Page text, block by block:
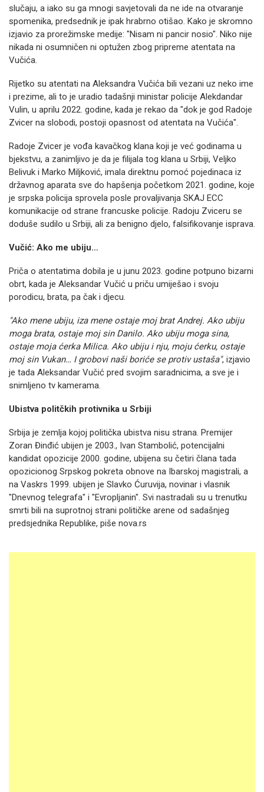
slučaju, a iako su ga mnogi savjetovali da ne ide na otvaranje
spomenika, predsednik je ipak hrabrno otišao. Kako je skromno
izjavio za prorežimske medije: "Nisam ni pancir nosio". Niko nije
nikada ni osumničen ni optužen zbog pripreme atentata na
Vučića.
Rijetko su atentati na Aleksandra Vučića bili vezani uz neko ime
i prezime, ali to je uradio tadašnji ministar policije Alekdandar
Vulin, u aprilu 2022. godine, kada je rekao da "dok je god Radoje
Zvicer na slobodi, postoji opasnost od atentata na Vučića".
Radoje Zvicer je vođa kavačkog klana koji je već godinama u
bjekstvu, a zanimljivo je da je filijala tog klana u Srbiji, Veljko
Belivuk i Marko Miljković, imala direktnu pomoć pojedinaca iz
državnog aparata sve do hapšenja početkom 2021. godine, koje
je srpska policija sprovela posle provaljivanja SKAJ ECC
komunikacije od strane francuske policije. Radoju Zviceru se
doduše sudilo u Srbiji, ali za benigno djelo, falsifikovanje isprava.
Vučić: Ako me ubiju…
Priča o atentatima dobila je u junu 2023. godine potpuno bizarni
obrt, kada je Aleksandar Vučić u priču umiješao i svoju
porodicu, brata, pa čak i djecu.
"Ako mene ubiju, iza mene ostaje moj brat Andrej. Ako ubiju
moga brata, ostaje moj sin Danilo. Ako ubiju moga sina,
ostaje moja ćerka Milica. Ako ubiju i nju, moju ćerku, ostaje
moj sin Vukan… I grobovi naši boriće se protiv ustaša", izjavio
je tada Aleksandar Vučić pred svojim saradnicima, a sve je i
snimljeno tv kamerama.
Ubistva politčkih protivnika u Srbiji
Srbija je zemlja kojoj politička ubistva nisu strana. Premijer
Zoran Đinđić ubijen je 2003., Ivan Stambolić, potencijalni
kandidat opozicije 2000. godine, ubijena su četiri člana tada
opozicionog Srpskog pokreta obnove na Ibarskoj magistrali, a
na Vaskrs 1999. ubijen je Slavko Ćuruvija, novinar i vlasnik
"Dnevnog telegrafa" i "Evropljanin". Svi nastradali su u trenutku
smrti bili na suprotnoj strani političke arene od sadašnjeg
predsjednika Republike, piše nova.rs